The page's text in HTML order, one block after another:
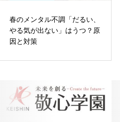
春のメンタル不調「だるい、
やる気が出ない」はうつ？原
因と対策